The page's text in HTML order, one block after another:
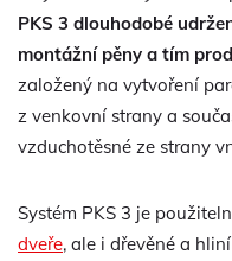
PKS 3 dlouhodobé
montážní pěny a tím
založený na vytvoření
z venkovní strany a
vzduchotěsné ze strany
Systém PKS 3 je
dveře, ale i dřevěné a